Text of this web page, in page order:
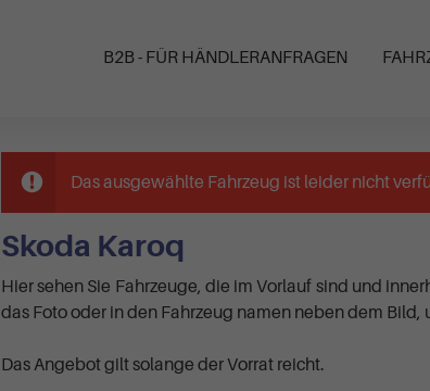
B2B - FÜR HÄNDLERANFRAGEN
Das ausgewählte Fahrzeug ist leider nicht
Skoda Karoq
Hier sehen Sie Fahrzeuge, die im Vorlauf sind und
das Foto oder in den Fahrzeug namen neben dem Bild,
Das Angebot gilt solange der Vorrat reicht.